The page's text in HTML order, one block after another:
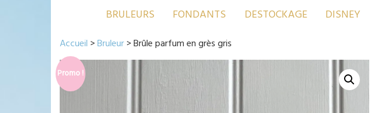
BRULEURS FONDANTS DESTOCKAGE DISNEY
Accueil >Bruleur> Brûle parfum en grès gris
Promo !